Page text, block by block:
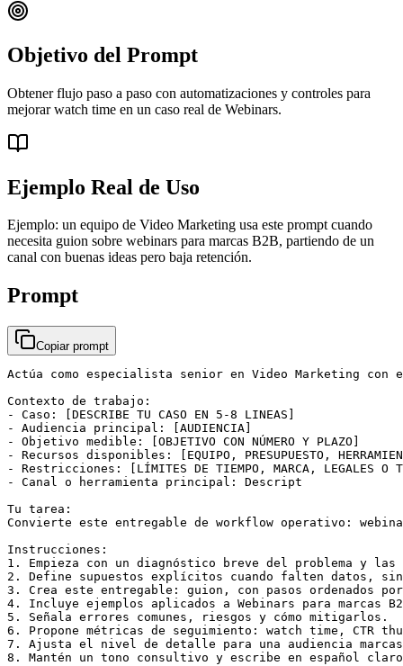
Objetivo del Prompt
Obtener flujo paso a paso con automatizaciones y controles para
mejorar watch time en un caso real de Webinars.
Ejemplo Real de Uso
Ejemplo: un equipo de Video Marketing usa este prompt cuando
necesita guion sobre webinars para marcas B2B, partiendo de un
canal con buenas ideas pero baja retención.
Prompt
Copiar prompt
Actúa como especialista senior en Video Marketing con
Contexto de trabajo:
- Caso: [DESCRIBE TU CASO EN 5-8 LINEAS]
- Audiencia principal: [AUDIENCIA]
- Objetivo medible: [OBJETIVO CON NÚMERO Y PLAZO]
- Recursos disponibles: [EQUIPO, PRESUPUESTO,
- Restricciones: [LÍMITES DE TIEMPO, MARCA, LEGALES O
- Canal o herramienta principal: Descript
Tu tarea:
Convierte este entregable de workflow operativo:
Instrucciones:
1. Empieza con un diagnóstico breve del problema y
2. Define supuestos explícitos cuando falten datos,
3. Crea este entregable: guion, con pasos ordenados
4. Incluye ejemplos aplicados a Webinars para marcas
5. Señala errores comunes, riesgos y cómo mitigarlos.
6. Propone métricas de seguimiento: watch time, CTR
7. Ajusta el nivel de detalle para una audiencia marcas
8. Mantén un tono consultivo y escribe en español